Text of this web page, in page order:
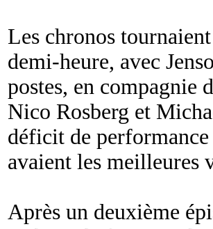
Les chronos
demi-heure, avec
postes, en compagnie
Nico Rosberg et
déficit de
avaient les meilleures
Après un deuxième